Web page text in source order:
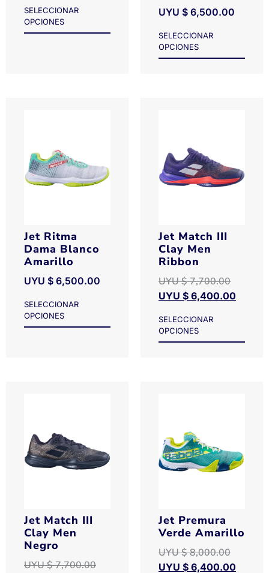
SELECCIONAR
OPCIONES
UYU $ 6,500.00
SELECCIONAR
OPCIONES
Jet Ritma
Dama Blanco
Amarillo
UYU $ 6,500.00
SELECCIONAR
OPCIONES
Jet Match III
Clay Men
Ribbon
UYU $7,700.00
UYU $ 6,400.00
SELECCIONAR
OPCIONES
Jet Match III
Clay Men
Negro
UYU $7,700.00
Jet Premura
Verde Amarillo
UYU $8,000.00
UYU $ 6,400.00